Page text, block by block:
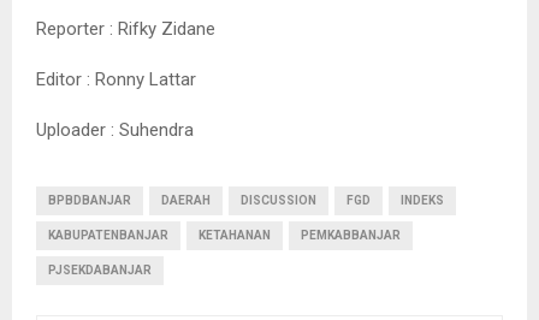
Reporter : Rifky Zidane
Editor : Ronny Lattar
Uploader : Suhendra
BPBDBANJAR DAERAH DISCUSSION FGD INDEKS
KABUPATENBANJAR KETAHANAN PEMKABBANJAR
PJSEKDABANJAR